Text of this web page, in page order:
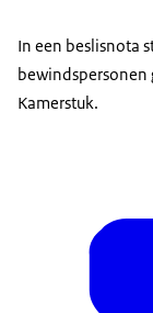
In een beslisnota
bewindspersonen
Kamerstuk.